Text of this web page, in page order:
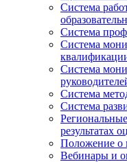
Система
Система
Система
Система
Система
Система
результатах
Положение о
Вебинары и